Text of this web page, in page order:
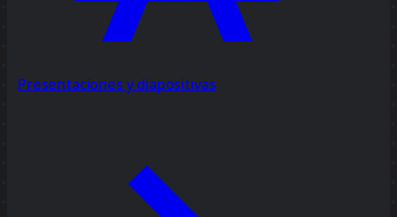
Presentaciones y diapositivas